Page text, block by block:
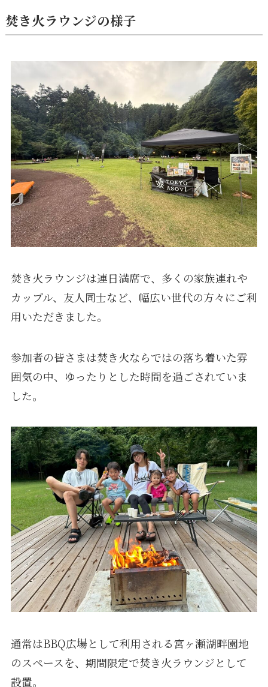
焚き火ラウンジの様子
焚き火ラウンジは連日満席で、多くの家族連れや
カップル、友人同士など、幅広い世代の方々にご利
用いただきました。
参加者の皆さまは焚き火ならではの落ち着いた雰
囲気の中、ゆったりとした時間を過ごされていま
した。
通常はBBQ広場として利用される宮ヶ瀬湖畔園地
のスペースを、期間限定で焚き火ラウンジとして
設置。